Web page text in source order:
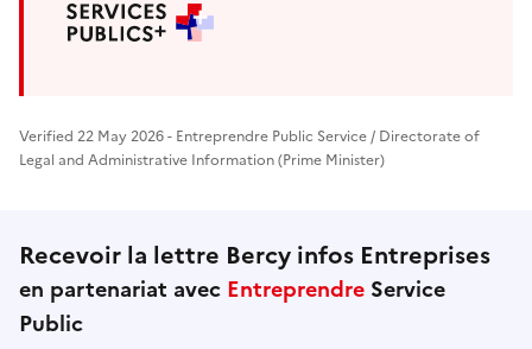
Verified 22 May 2026 - Entreprendre Public Service / Directorate of
Legal and Administrative Information (Prime Minister)
Recevoir la lettre Bercy infos Entreprises
en partenariat avec Entreprendre Service
Public